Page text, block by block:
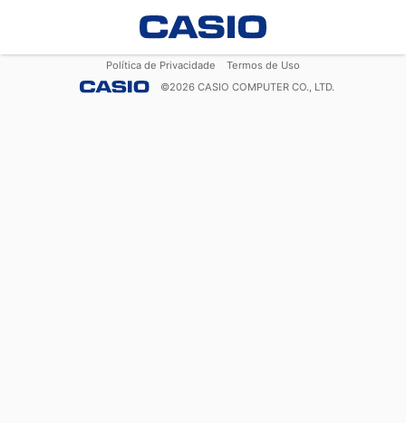
Política de Privacidade
Termos de Uso
©2026 CASIO COMPUTER CO., LTD.